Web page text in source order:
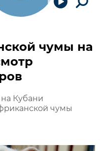
чумы на
Кубани
чумы